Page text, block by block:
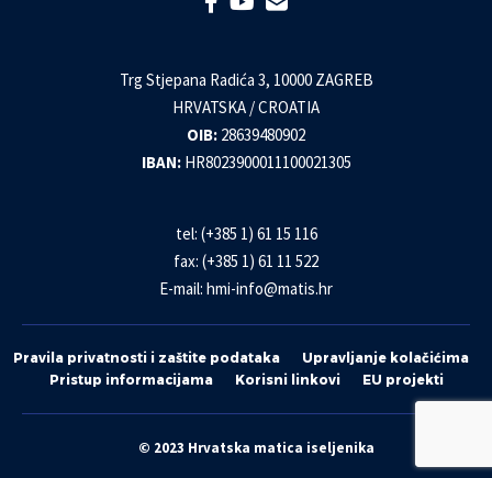
Trg Stjepana Radića 3, 10000 ZAGREB
HRVATSKA / CROATIA
OIB: 28639480902
IBAN: HR8023900011100021305
tel: (+385 1) 61 15 116
fax: (+385 1) 61 11 522
E-mail: hmi-info@matis.hr
Pravila privatnosti i zaštite podataka
Upravljanje kolačićima
Pristup informacijama
Korisni linkovi EU projekti
© 2023 Hrvatska matica iseljenika